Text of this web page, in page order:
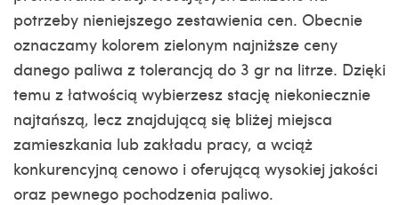
potrzeby nieniejszego zestawienia cen. Obecnie
oznaczamy kolorem zielonym najniższe ceny
danego paliwa z tolerancją do 3 gr na litrze. Dzięki
temu z łatwością wybierzesz stację niekoniecznie
najtańszą, lecz znajdującą się bliżej miejsca
zamieszkania lub zakładu pracy, a wciąż
konkurencyjną cenowo i oferującą wysokiej jakości
oraz pewnego pochodzenia paliwo.